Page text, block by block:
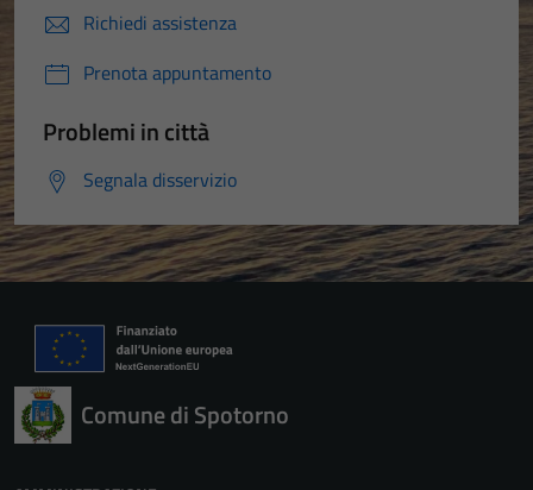
Richiedi assistenza
Prenota appuntamento
Problemi in città
Segnala disservizio
Comune di Spotorno